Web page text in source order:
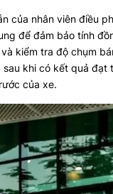
của nhân viên điều
để đảm bảo tính
kiểm tra độ chụm
khi có kết quả đạt
của xe.